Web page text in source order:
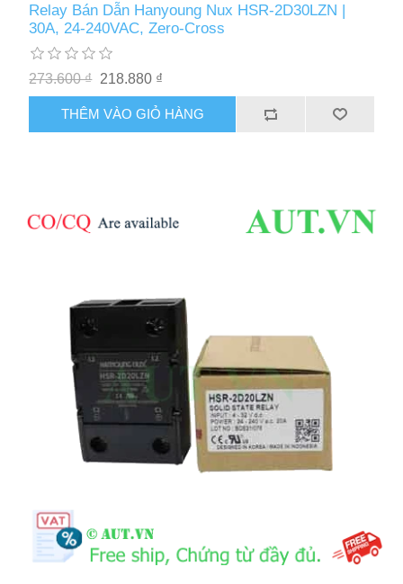
Relay Bán Dẫn Hanyoung Nux HSR-2D30LZN |
30A, 24-240VAC, Zero-Cross
273.600 ₫ 218.880 ₫
THÊM VÀO GIỎ HÀNG